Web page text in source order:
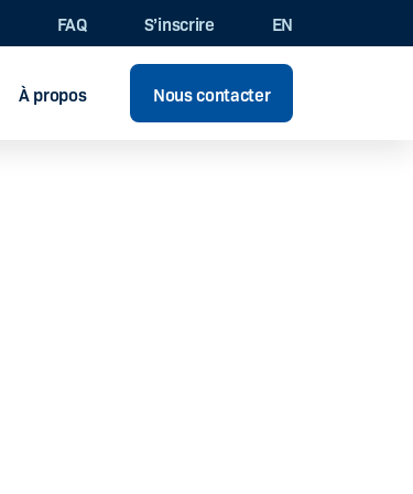
FAQ S’inscrire EN
À propos Nous contacter